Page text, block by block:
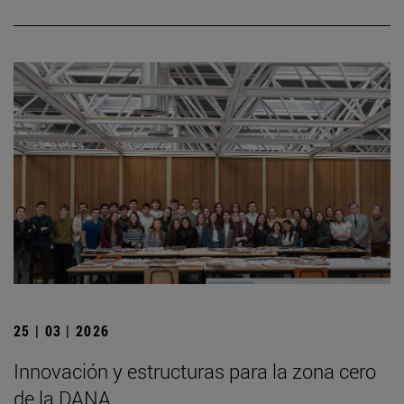
25 | 03 | 2026
Innovación y estructuras para la zona cero
de la DANA